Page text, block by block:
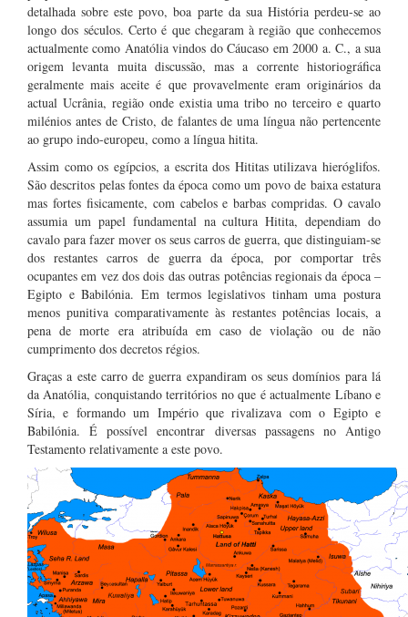
detalhada sobre este povo, boa parte da sua História perdeu-se ao
longo dos séculos. Certo é que chegaram à região que conhecemos
actualmente como Anatólia vindos do Cáucaso em 2000 a. C., a sua
origem levanta muita discussão, mas a corrente historiográfica
geralmente mais aceite é que provavelmente eram originários da
actual Ucrânia, região onde existia uma tribo no terceiro e quarto
milénios antes de Cristo, de falantes de uma língua não pertencente
ao grupo indo-europeu, como a língua hitita.
Assim como os egípcios, a escrita dos Hititas utilizava hieróglifos.
São descritos pelas fontes da época como um povo de baixa estatura
mas fortes fisicamente, com cabelos e barbas compridas. O cavalo
assumia um papel fundamental na cultura Hitita, dependiam do
cavalo para fazer mover os seus carros de guerra, que distinguiam-se
dos restantes carros de guerra da época, por comportar três
ocupantes em vez dos dois das outras potências regionais da época –
Egipto e Babilónia. Em termos legislativos tinham uma postura
menos punitiva comparativamente às restantes potências locais, a
pena de morte era atribuída em caso de violação ou de não
cumprimento dos decretos régios.
Graças a este carro de guerra expandiram os seus domínios para lá
da Anatólia, conquistando territórios no que é actualmente Líbano e
Síria, e formando um Império que rivalizava com o Egipto e
Babilónia. É possível encontrar diversas passagens no Antigo
Testamento relativamente a este povo.